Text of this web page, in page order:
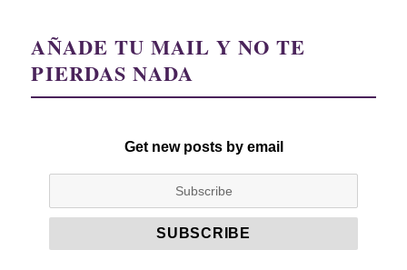
AÑADE TU MAIL Y NO TE
PIERDAS NADA
Get new posts by email